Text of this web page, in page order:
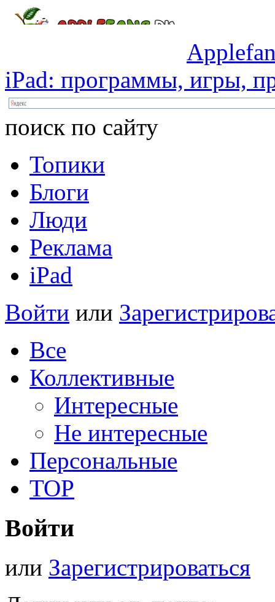
iPad: программы, игры,
поиск по сайту
Топики
Блоги
Люди
Реклама
iPad
Войти или
Все
Коллективные
Интересные
Не интересные
Персональные
TOP
Войти
или Зарегистрироваться